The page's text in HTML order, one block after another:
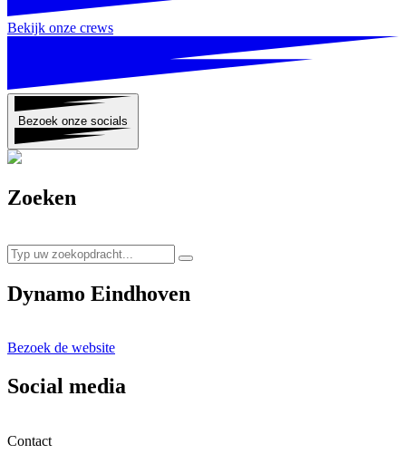
Bekijk onze crews
Bezoek onze socials
Zoeken
Dynamo Eindhoven
Bezoek de website
Social media
Contact